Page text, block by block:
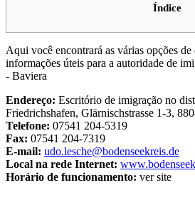
Índice
Aqui você encontrará as várias opções de
informações úteis para a autoridade de
- Baviera
Endereço: Escritório de imigração no
Friedrichshafen, Glärnischstrasse 1-3,
Telefone: 07541 204-5319
Fax: 07541 204-7319
E-mail: udo.lesche@bodenseekreis.de
Local na rede Internet:
Horário de funcionamento: ver site